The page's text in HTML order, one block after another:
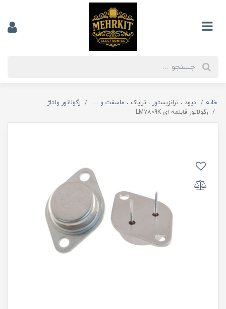
خانه دیود ، ترانزیستور ، ترایاک ، ماسفت و ...
رگولاتور ولتاژ
رگولاتور قابلمه ای LM7809K